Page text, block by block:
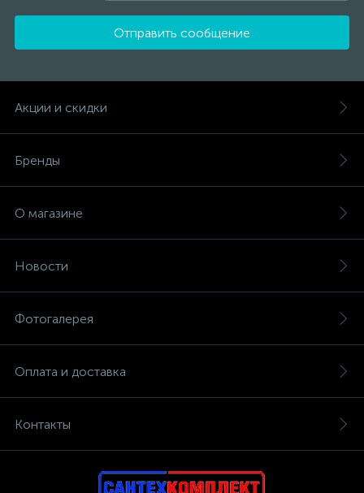
Отправить сообщение
Акции и скидки
Бренды
О магазине
Новости
Фотогалерея
Оплата и доставка
Контакты